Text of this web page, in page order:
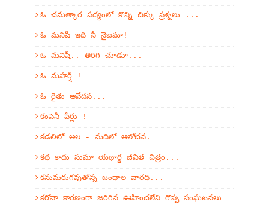
ఓ చమత్కార పద్యంలో కొన్ని చిక్కు ప్రశ్నలు ...
ఓ మనిషీ ఇది నీ నైజమా!
ఓ మనిషీ.. తిరిగి చూడూ...
ఓ మహర్షీ !
ఓ రైతు ఆవేదన...
కంపెనీ పేర్లు !
కడలిలో అల - మదిలో ఆలోచన.
కథ కాదు సుమా యథార్థ జీవిత చిత్రం...
కనుమరుగవుతోన్న బంధాల వారధి...
కరోనా కారణంగా జరిగిన ఊహించలేని గొప్ప సంఘటనలు